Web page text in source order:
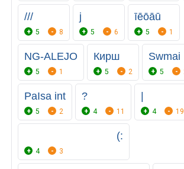
///
5 8
j
5 6
īēōāū
5 1
NG-ALEJO
5 1
Кирш
5 2
Swmai
5
PaIsa int
5 2
?
4 11 4 19
⠀⠀⠀⠀⠀⠀⠀⠀⠀⠀⠀⠀(:
4 3